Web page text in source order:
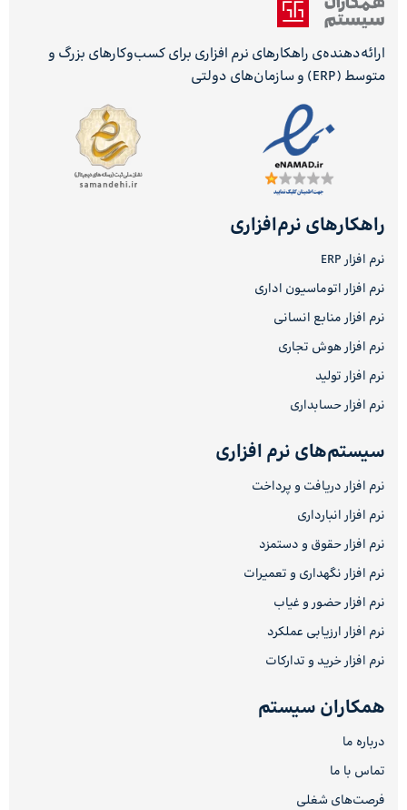
ارائه‌دهنده‌ی راهکارهای نرم افزاری برای کسب‌وکارهای بزرگ و
متوسط (ERP) و سازمان‌های دولتی
راهکارهای نرم‌افزاری
نرم افزار ERP
نرم افزار اتوماسیون اداری
نرم افزار منابع انسانی
نرم افزار هوش تجاری
نرم افزار تولید
نرم افزار حسابداری
سیستم‌های نرم افزاری
نرم افزار دریافت و پرداخت
نرم افزار انبارداری
نرم افزار حقوق و دستمزد
نرم افزار نگهداری و تعمیرات
نرم افزار حضور و غیاب
نرم افزار ارزیابی عملکرد
نرم افزار خرید و تدارکات
همکاران سیستم
درباره ما
تماس با ما
فرصت‌های شغلی